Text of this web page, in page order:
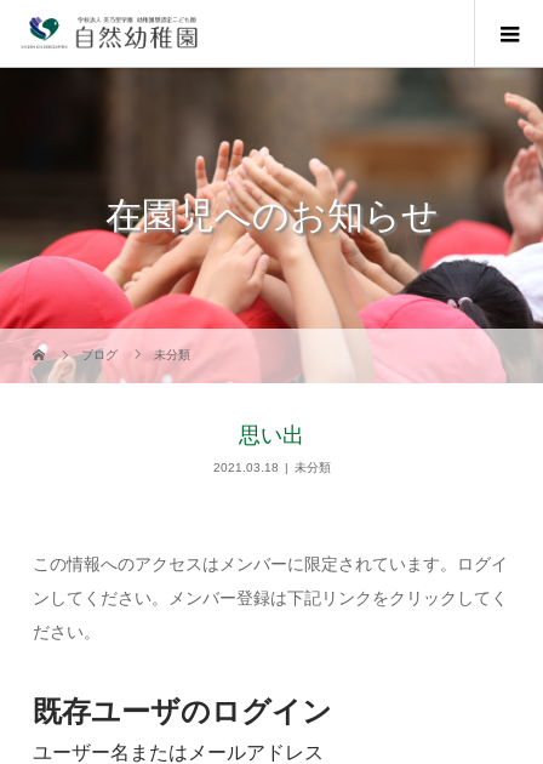
在園児へのお知らせ
ブログ 未分類
思い出
2021.03.18 未分類
この情報へのアクセスはメンバーに限定されています。ログイ
ンしてください。メンバー登録は下記リンクをクリックしてく
ださい。
既存ユーザのログイン
ユーザー名またはメールアドレス